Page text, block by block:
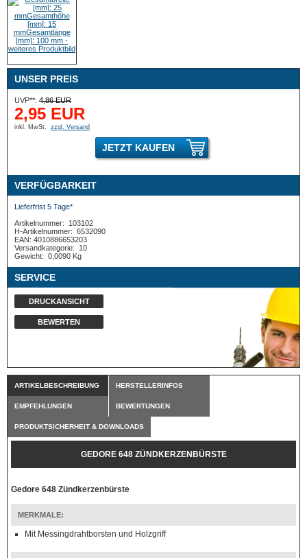
UNSER PREIS
UVP**: 4,86 EUR
2,95 EUR
inkl. MwSt. zzgl. Versand
JETZT KAUFEN
VERFÜGBARKEIT
Lieferfrist 5 Tage*
Artikelnummer:
103102
H-Artikelnummer: 6532090
EAN: 4010886653203
Versandkategorie:
10
Gewicht: 0,0090 Kg
SERVICE
DRUCKANSICHT
BEWERTEN
ARTIKELBESCHREIBUNG HERSTELLERINFOS
EMPFEHLUNGEN BEWERTUNGEN
PRODUKTSICHERHEIT & DOWNLOADS
GEDORE 648 ZÜNDKERZENBÜRSTE
Gedore 648 Zündkerzenbürste
MERKMALE:
Mit Messingdrahtborsten und Holzgriff